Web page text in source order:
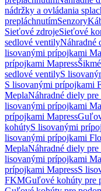
nádržky a ovládania
prepláchnutímSenzory
Sieťové zdrojeSieťové
sedlové ventilyNáhradné
lisovanými prípojkami
prípojkami Mapress
sedlové ventilyS
S lisovanými prípojkami
MeplaNáhradné diely
lisovanými prípojkami
prípojkami Mapress
kohútyS lisovanými
lisovanými prípojkami
MeplaNáhradné diely
lisovanými prípojkami
prípojkami MapressS
FKMGuľové kohúty pre